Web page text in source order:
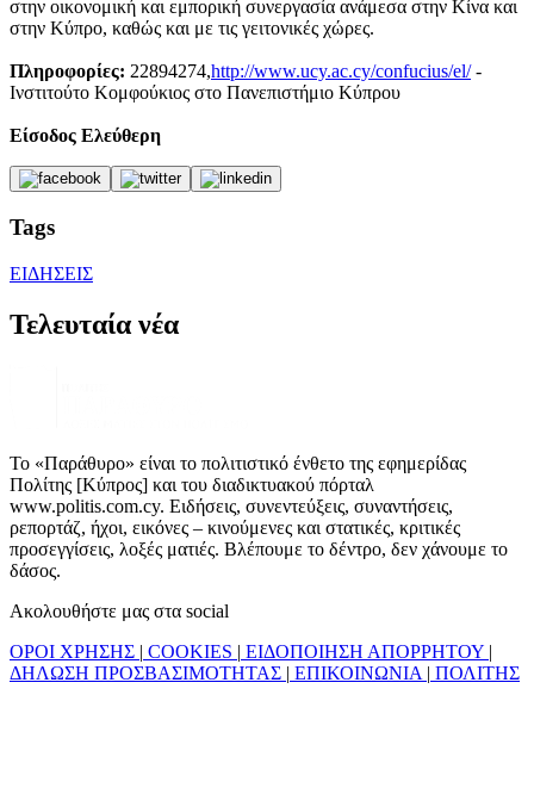
στην οικονομική και εμπορική συνεργασία ανάμεσα στην Κίνα και
στην Κύπρο, καθώς και με τις γειτονικές χώρες.
Πληροφορίες: 22894274,http://www.ucy.ac.cy/confucius/el/-
Ινστιτούτο Κομφούκιος στο Πανεπιστήμιο Κύπρου
Είσοδος Ελεύθερη
Tags
ΕΙΔΗΣΕΙΣ
Τελευταία νέα
Το «Παράθυρο» είναι το πολιτιστικό ένθετο της εφημερίδας
Πολίτης [Κύπρος] και του διαδικτυακού πόρταλ
www.politis.com.cy. Ειδήσεις, συνεντεύξεις, συναντήσεις,
ρεπορτάζ, ήχοι, εικόνες – κινούμενες και στατικές, κριτικές
προσεγγίσεις, λοξές ματιές. Βλέπουμε το δέντρο, δεν χάνουμε το
δάσος.
Ακολουθήστε μας στα social
ΟΡΟΙ ΧΡΗΣΗΣ | COOKIES | ΕΙΔΟΠΟΙΗΣΗ ΑΠΟΡΡΗΤΟΥ |
ΔΗΛΩΣΗ ΠΡΟΣΒΑΣΙΜΟΤΗΤΑΣ | ΕΠΙΚΟΙΝΩΝΙΑ | ΠΟΛΙΤΗΣ